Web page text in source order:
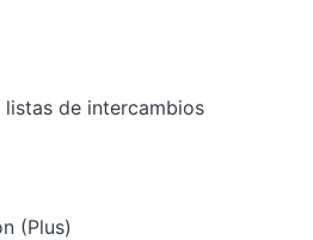
de intercambios
(Plus)